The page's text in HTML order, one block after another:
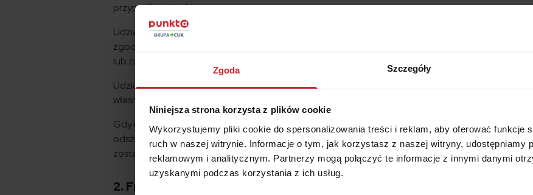
Zgoda Szczegóły
Niniejsza strona korzysta z plików cookie
Wykorzystujemy pliki cookie do spersonalizowania treści i reklam, aby oferować funkcje
ruch w naszej witrynie. Informacje o tym, jak korzystasz z naszej witryny, udostępniamy
reklamowym i analitycznym. Partnerzy mogą połączyć te informacje z innymi danymi
uzyskanymi podczas korzystania z ich usług.
przypadku szkody.
Udział własny oznacza, że firma ubezpieczeniowa zwróci Ci tylko część kosztów naprawy. Część,
zgodziłeś się w umowie – często nieświadomie. Wielu kierowców nie wczytuje się w warunki
lub zapomina, z czego wynikała atrakcyjna cena ubezpieczenia.
Udział własny może być wyrażony w procentach lub kwotowo. Jeżeli zdecydujesz się na 20%
własnego, dostaniesz tylko 80% odszkodowania.
Gdy udział własny wyrażony jest kwotowo, to w przypadku małej szkody wcale nie dostaniesz
odszkodowania albo dostaniesz… kilka złotych. Na przykład jeśli udział własny wynosi 500 zł, a
została wyceniona na 550 zł, to ubezpieczyciel wypłaci Ci 50 zł odszkodowania.
2. Franszyza integralna